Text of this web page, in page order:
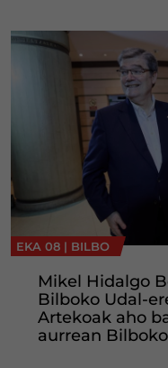
EKA 08 | BILBO
Mikel Hidalgo
Bilboko Udal-
Artekoak aho
aurrean